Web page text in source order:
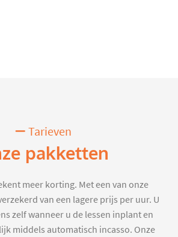
Tarieven
pakketten
meer korting. Met een van onze
van een lagere prijs per uur. U
zelf wanneer u de lessen inplant en
middels automatisch incasso. Onze